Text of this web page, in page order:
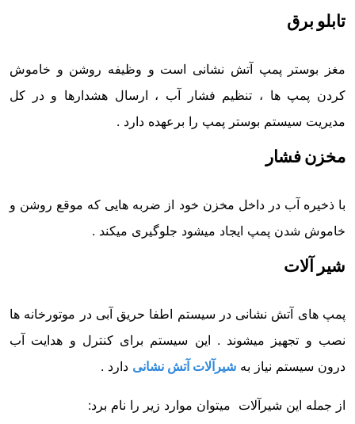
تابلو برق
مغز بوستر پمپ آتش نشانی است و وظیفه روشن و خاموش
کردن پمپ ها ، تنظیم فشار آب ، ارسال هشدارها و در کل
مدیریت سیستم بوستر پمپ را برعهده دارد .
مخزن فشار
با ذخیره آب در داخل مخزن خود از ضربه هایی که موقع روشن و
خاموش شدن پمپ ایجاد میشود جلوگیری میکند .
شیر آلات
پمپ های آتش نشانی در سیستم اطفا حریق آبی در موتورخانه ها
نصب و تجهیز میشوند . این سیستم برای کنترل و هدایت آب
درون سیستم نیاز به شیرآلات آتش نشانی دارد .
از جمله این شیرآلات میتوان موارد زیر را نام برد: